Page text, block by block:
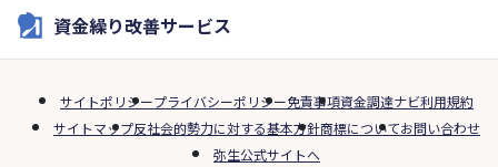
資金繰り改善サービス
サイトポリシープライバシーポリシー免責事項資金調達ナビ利用規約
サイトマップ反社会的勢力に対する基本方針商標についてお問い合わせ
弥生公式サイトへ